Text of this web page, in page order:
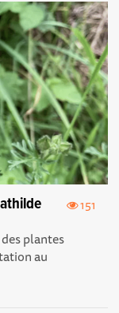
151
plantes
au